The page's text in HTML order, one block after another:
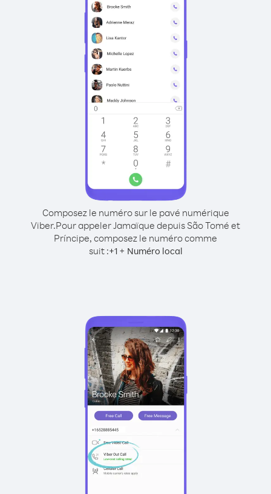
Composez le numéro sur le pavé numérique
Viber.Pour appeler Jamaïque depuis São Tomé et
Príncipe, composez le numéro comme
suit :+1+ Numéro local